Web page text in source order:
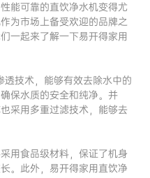
能可靠的直饮净水机变得尤
为市场上备受欢迎的品牌之
一起来了解一下易开得家用
透技术，能够有效去除水中的
保水质的安全和纯净。并
采用多重过滤技术，能够去
用食品级材料，保证了机身
。此外，易开得家用直饮净